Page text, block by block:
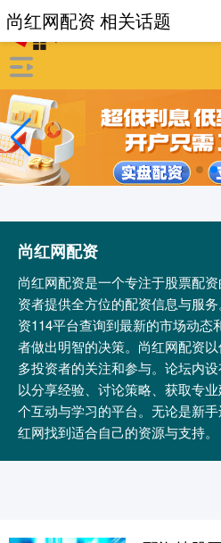
尚红网配资
尚红网配资是一个专注于股票配
资者提供全方位的配资信息与服
资114平台查询到最新的市场动态
者做出明智的决策。尚红网配资
多投资者的关注和参与。论坛内
以分享经验、讨论策略、获取专
个互动与学习的平台。无论是新
红网找到适合自己的资源与支持。
尚红网配资 相关话题